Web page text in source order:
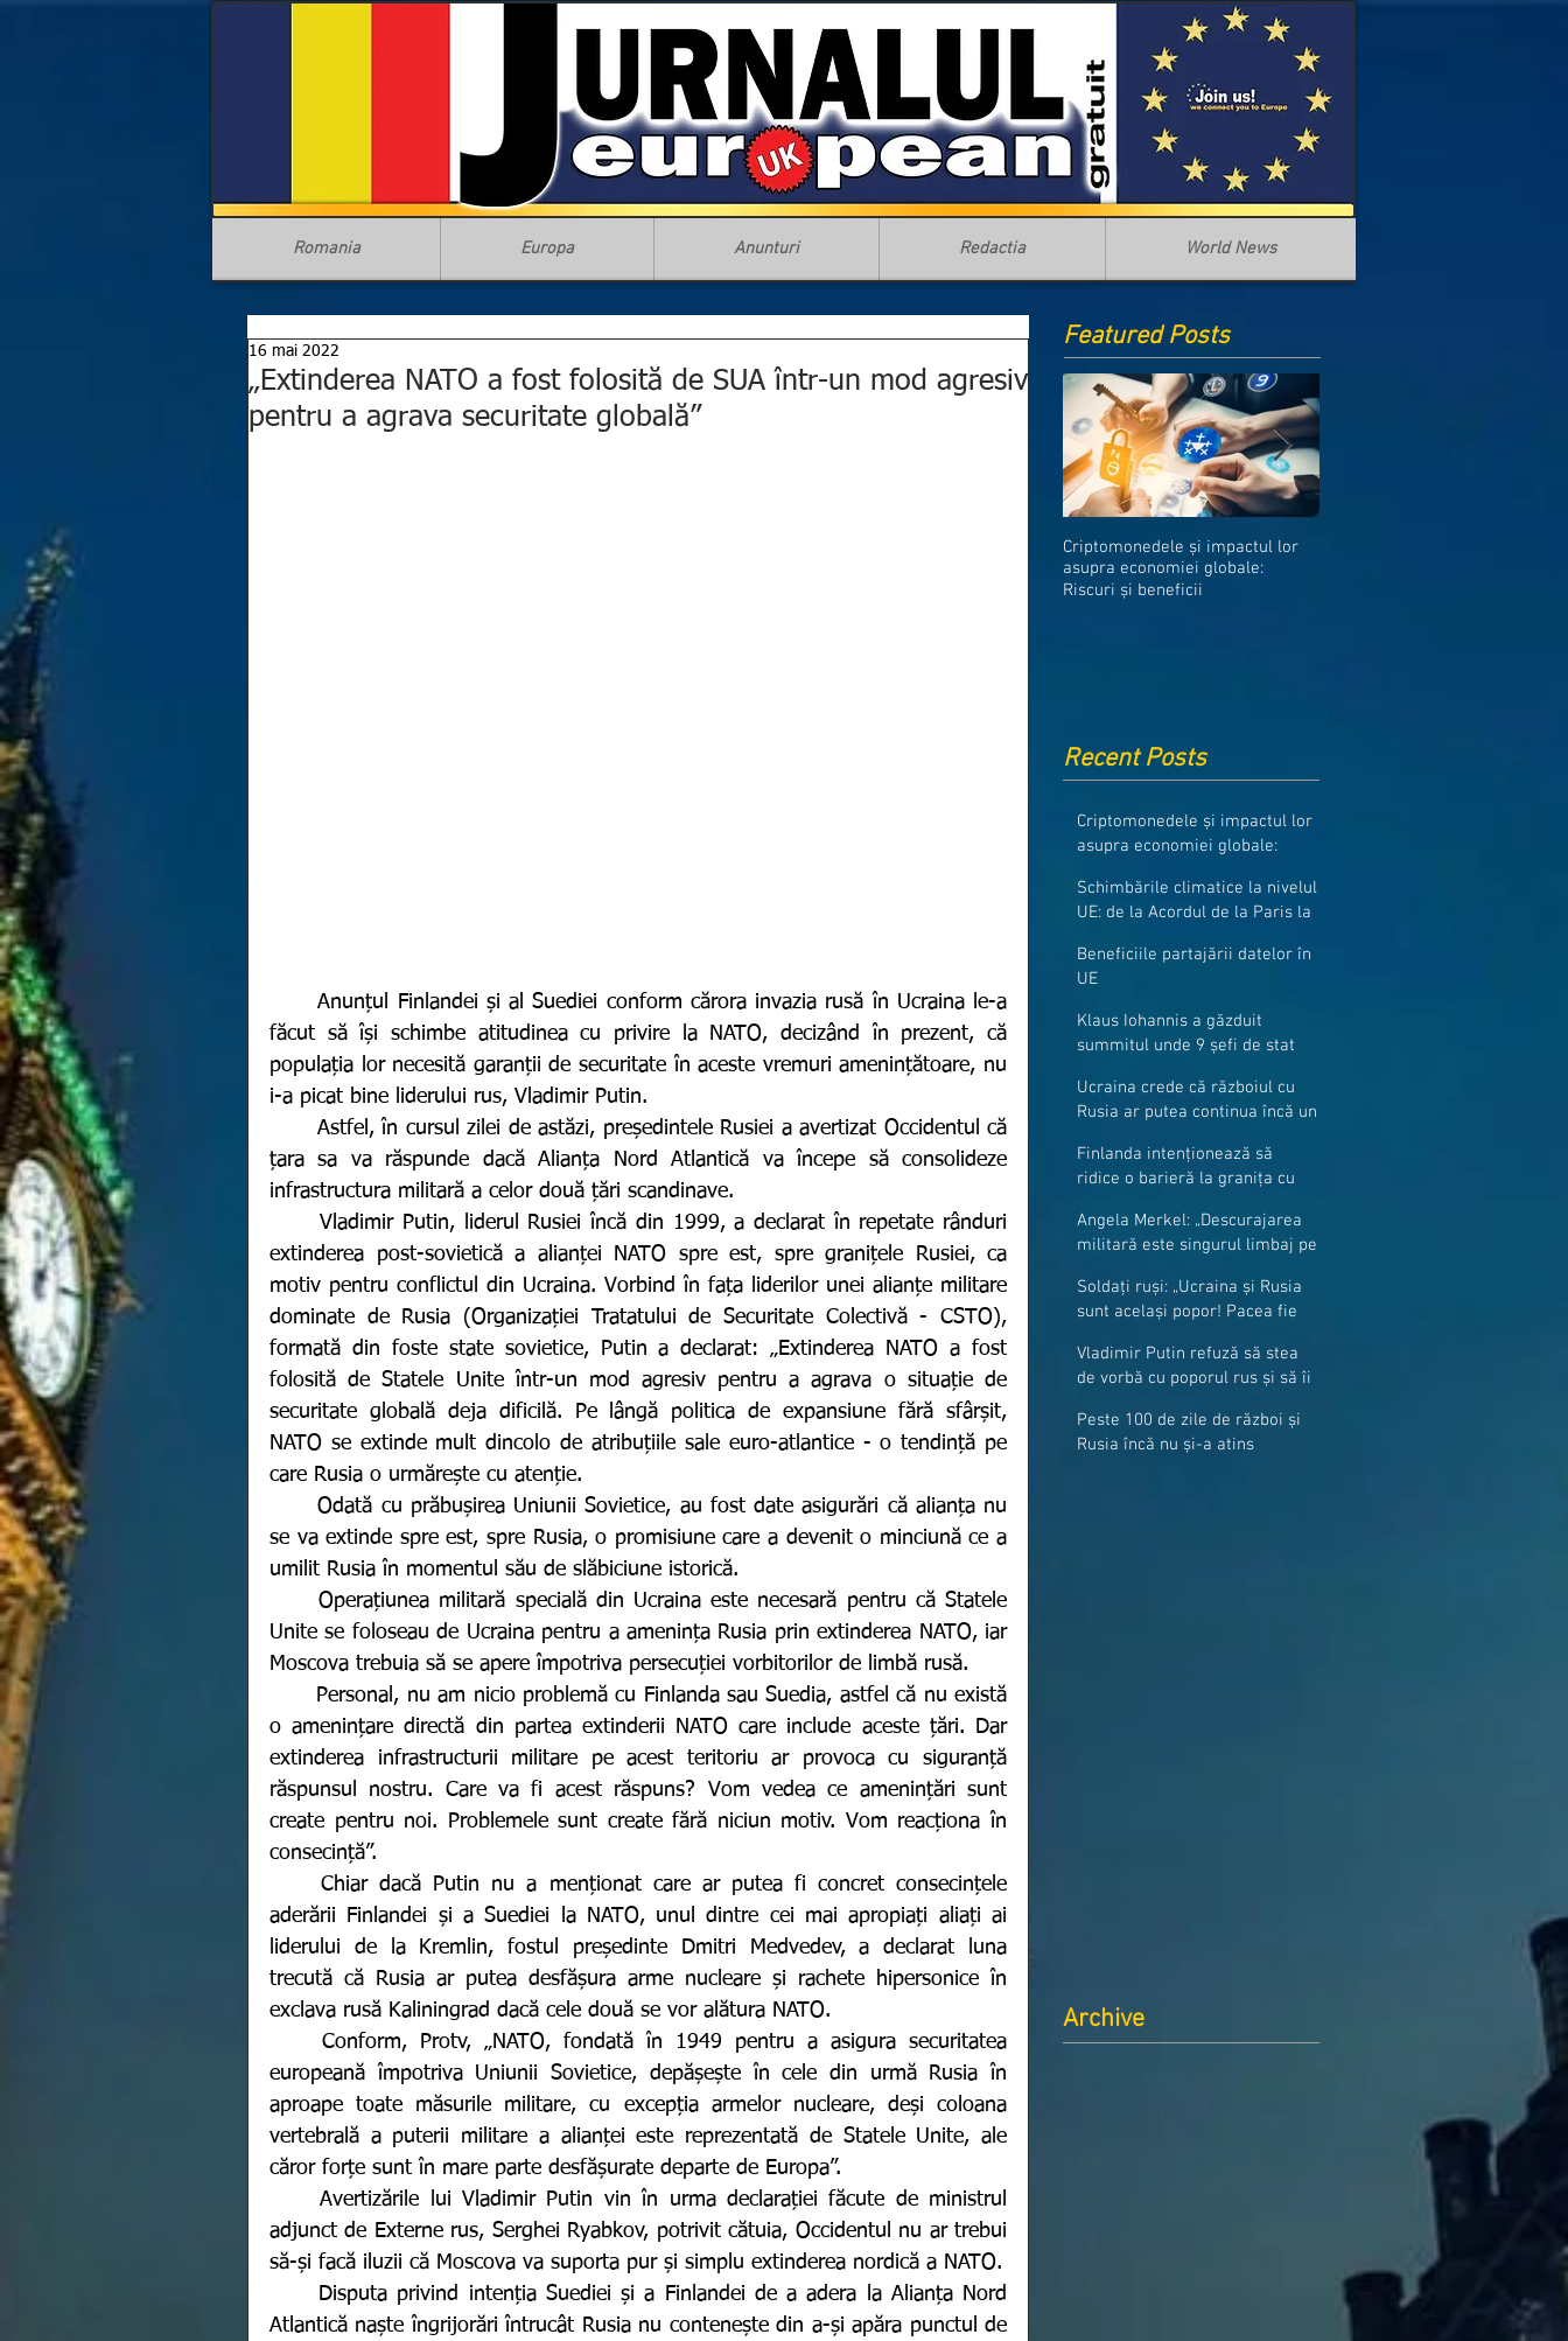
Romania Europa Anunturi Redactia World News
„Extinderea NATO a fost folosită de SUA într-un mod agresiv
pentru a agrava securitate globală”
16 mai 2022
	Anunțul Finlandei și al Suediei conform cărora invazia rusă în Ucraina le-a
făcut să își schimbe atitudinea cu privire la NATO, decizând în prezent, că
populația lor necesită garanții de securitate în aceste vremuri amenințătoare, nu
i-a picat bine liderului rus, Vladimir Putin.
țara sa va răspunde dacă Alianța Nord Atlantică va începe să consolideze
infrastructura militară a celor două țări scandinave.
extinderea post-sovietică a alianței NATO spre est, spre granițele Rusiei, ca
motiv pentru conflictul din Ucraina. Vorbind în fața liderilor unei alianțe militare
dominate de Rusia (Organizației Tratatului de Securitate Colectivă - CSTO),
formată din foste state sovietice, Putin a declarat: „Extinderea NATO a fost
folosită de Statele Unite într-un mod agresiv pentru a agrava o situație de
securitate globală deja dificilă. Pe lângă politica de expansiune fără sfârșit,
NATO se extinde mult dincolo de atribuțiile sale euro-atlantice - o tendință pe
care Rusia o urmărește cu atenție.
	Odată cu prăbușirea Uniunii Sovietice, au fost date asigurări că alianța nu
se va extinde spre est, spre Rusia, o promisiune care a devenit o minciună ce a
umilit Rusia în momentul său de slăbiciune istorică.
	Operațiunea militară specială din Ucraina este necesară pentru că Statele
Unite se foloseau de Ucraina pentru a amenința Rusia prin extinderea NATO, iar
Moscova trebuia să se apere împotriva persecuției vorbitorilor de limbă rusă.
o amenințare directă din partea extinderii NATO care include aceste țări. Dar
extinderea infrastructurii militare pe acest teritoriu ar provoca cu siguranță
răspunsul nostru. Care va fi acest răspuns? Vom vedea ce amenințări sunt
create pentru noi. Problemele sunt create fără niciun motiv. Vom reacționa în
consecință”.
	Chiar dacă Putin nu a menționat care ar putea fi concret consecințele
aderării Finlandei și a Suediei la NATO, unul dintre cei mai apropiați aliați ai
liderului de la Kremlin, fostul președinte Dmitri Medvedev, a declarat luna
trecută că Rusia ar putea desfășura arme nucleare și rachete hipersonice în
exclava rusă Kaliningrad dacă cele două se vor alătura NATO.
europeană împotriva Uniunii Sovietice, depășește în cele din urmă Rusia în
aproape toate măsurile militare, cu excepția armelor nucleare, deși coloana
vertebrală a puterii militare a alianței este reprezentată de Statele Unite, ale
căror forțe sunt în mare parte desfășurate departe de Europa”.
	Avertizările lui Vladimir Putin vin în urma declarației făcute de ministrul
adjunct de Externe rus, Serghei Ryabkov, potrivit cătuia, Occidentul nu ar trebui
să-și facă iluzii că Moscova va suporta pur și simplu extinderea nordică a NATO.
Atlantică naște îngrijorări întrucât Rusia nu contenește din a-și apăra punctul de
Featured Posts
Criptomonedele și impactul lor
asupra economiei globale:
Riscuri și beneficii
Recent Posts
Criptomonedele și impactul lor
asupra economiei globale:
Schimbările climatice la nivelul
UE: de la Acordul de la Paris la
Beneficiile partajării datelor în
UE
Klaus Iohannis a găzduit
summitul unde 9 șefi de stat
granițe
Ucraina crede că războiul cu
Rusia ar putea continua încă un
Finlanda intenționează să
ridice o barieră la granița cu
Angela Merkel: „Descurajarea
militară este singurul limbaj pe
Soldați ruși: „Ucraina și Rusia
sunt același popor! Pacea fie
Vladimir Putin refuză să stea
de vorbă cu poporul rus și să îi
Peste 100 de zile de război și
Rusia încă nu și-a atins
Archive